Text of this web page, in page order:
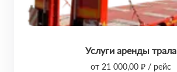
Услуги аренды трала
от 21 000,00 ₽ / рейс